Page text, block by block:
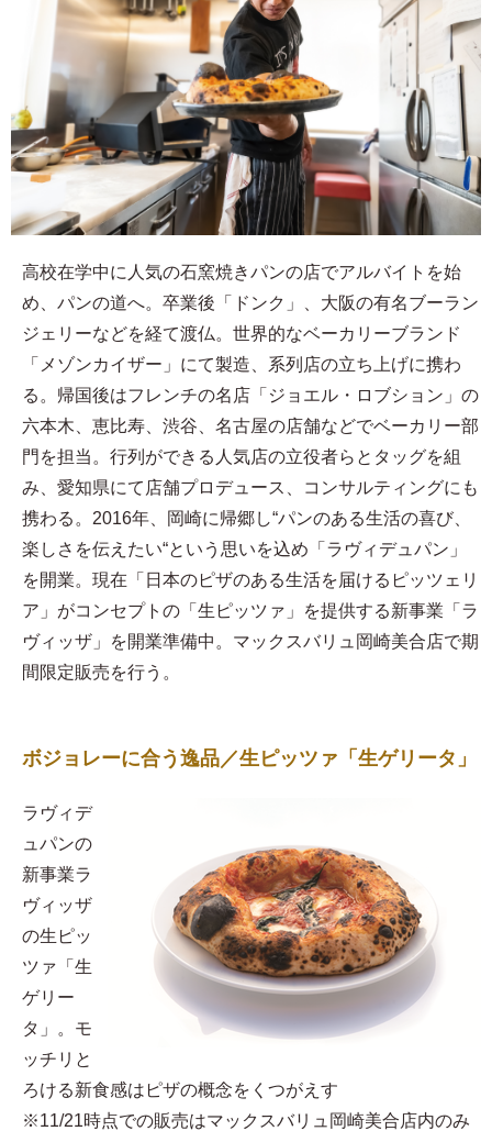
高校在学中に人気の石窯焼きパンの店でアルバイトを始
め、パンの道へ。卒業後「ドンク」、大阪の有名ブーラン
ジェリーなどを経て渡仏。世界的なベーカリーブランド
「メゾンカイザー」にて製造、系列店の立ち上げに携わ
る。帰国後はフレンチの名店「ジョエル・ロブション」の
六本木、恵比寿、渋谷、名古屋の店舗などでベーカリー部
門を担当。行列ができる人気店の立役者らとタッグを組
み、愛知県にて店舗プロデュース、コンサルティングにも
携わる。2016年、岡崎に帰郷し“パンのある生活の喜び、
楽しさを伝えたい“という思いを込め「ラヴィデュパン」
を開業。現在「日本のピザのある生活を届けるピッツェリ
ア」がコンセプトの「生ピッツァ」を提供する新事業「ラ
ヴィッザ」を開業準備中。マックスバリュ岡崎美合店で期
間限定販売を行う。
ボジョレーに合う逸品／生ピッツァ「生ゲリータ」
ラヴィデ
ュパンの
新事業ラ
ヴィッザ
の生ピッ
ツァ「生
ゲリー
タ」。モ
ッチリと
ろける新食感はピザの概念をくつがえす
※11/21時点での販売はマックスバリュ岡崎美合店内のみ